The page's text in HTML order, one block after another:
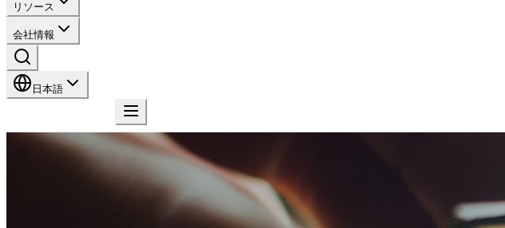
リソース
会社情報
日本語